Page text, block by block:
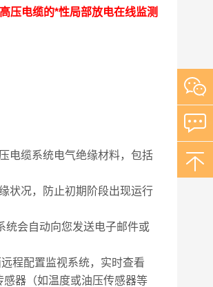
压电缆的*性局部放电在线监测
电缆系统电气绝缘材料，包括
状况，防止初期阶段出现运行
统会自动向您发送电子邮件或
程配置监视系统，实时查看
器（如温度或油压传感器等